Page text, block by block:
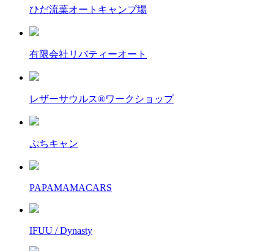
ひだ流葉オートキャンプ場
有限会社リバティーオート
レザーサウルス®︎ワークショップ
ぷちキャン
PAPAMAMACARS
IFUU / Dynasty